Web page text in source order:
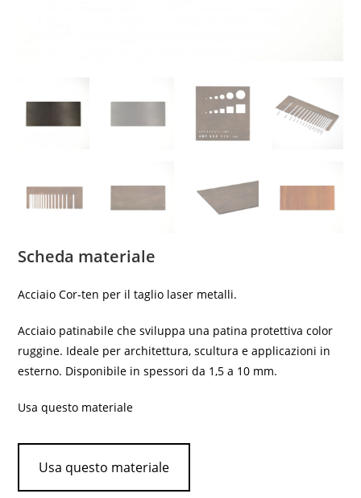
Scheda materiale
Acciaio Cor-ten per iltaglio laser metalli.
Acciaio patinabile che sviluppa una patina protettiva color
ruggine. Ideale per architettura, scultura e applicazioni in
esterno. Disponibile in spessori da 1,5 a 10 mm.
Usa questo materiale
Usa questo materiale